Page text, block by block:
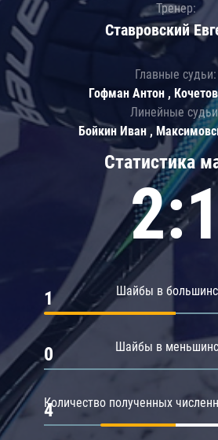
Статистика
2:1
Шайбы в
1
Шайбы в
0
Количество полученных
4
Тренер:
Ставровский
Главные судьи:
Гофман Антон ,
Линейные
Бойкин Иван ,